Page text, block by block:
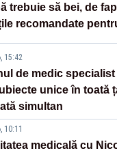
trebuie să bei, de
recomandate
15:42
de medic
unice în toată
simultan
10:11
medicală cu